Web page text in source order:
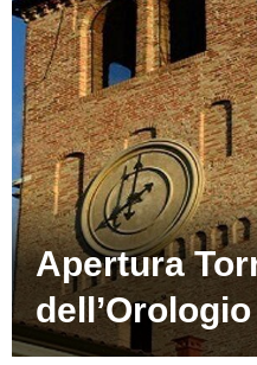
Apertura
dell’Orologio